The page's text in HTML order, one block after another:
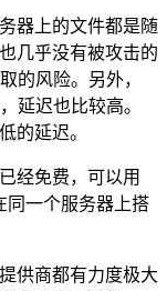
器上的文件都是随
几乎没有被攻击的
的风险。另外，
延迟也比较高。
的延迟。
经免费，可以用
同一个服务器上搭
供商都有力度极大